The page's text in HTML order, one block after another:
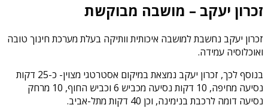
זכרון יעקב – מושבה מבוקשת
זכרון יעקב נחשבת למושבה איכותית וותיקה בעלת מערכת חינוך טובה
ואוכלוסיה עמידה.
בנוסף לכך, זכרון יעקב נמצאת במיקום אסטרטגי מצוין- כ-25 דקות
נסיעה מחיפה, 10 דקות נסיעה מכביש 6 וכביש החוף, 10 מרחק
נסיעה דומה לרכבת בנימינה, וכן 40 דקות מתל-אביב.